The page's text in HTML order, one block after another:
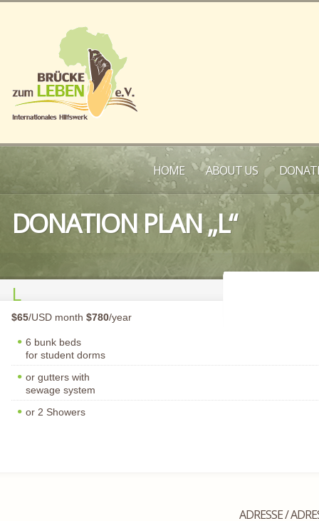
HOME ABOUT US
DONATION PLAN „L“
L
$65/USD month $780/year
6 bunk beds
for student dorms
or gutters with
sewage system
or 2 Showers
ADRESSE /